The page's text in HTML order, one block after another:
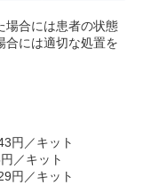
場合には患者の状態
合には適切な処置を
円／キット
／キット
円／キット